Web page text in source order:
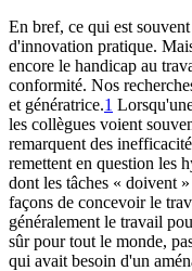
En bref, ce qui est
d'innovation pratique.
encore le handicap au
conformité. Nos
et génératrice.1
les collègues voient
remarquent des
remettent en question les
dont les tâches « doivent
façons de concevoir le
généralement le travail
sûr pour tout le monde,
qui avait besoin d'un